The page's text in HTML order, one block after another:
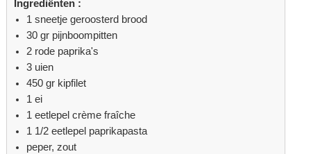
Ingrediënten :
1 sneetje geroosterd brood
30 gr pijnboompitten
2 rode paprika's
3 uien
450 gr kipfilet
1 ei
1 eetlepel crème fraîche
1 1/2 eetlepel paprikapasta
peper, zout